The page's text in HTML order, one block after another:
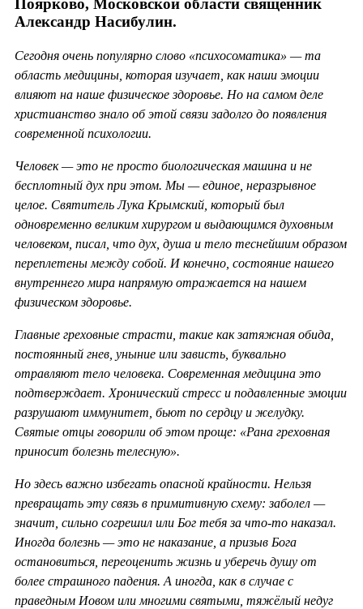
Поярково, Московской области священник
Александр Насибулин.
Сегодня очень популярно слово «психосоматика» — та
область медицины, которая изучает, как наши эмоции
влияют на наше физическое здоровье. Но на самом деле
христианство знало об этой связи задолго до появления
современной психологии.
Человек — это не просто биологическая машина и не
бесплотный дух при этом. Мы — единое, неразрывное
целое. Святитель Лука Крымский, который был
одновременно великим хирургом и выдающимся духовным
человеком, писал, что дух, душа и тело теснейшим образом
переплетены между собой. И конечно, состояние нашего
внутреннего мира напрямую отражается на нашем
физическом здоровье.
Главные греховные страсти, такие как затяжная обида,
постоянный гнев, уныние или зависть, буквально
отравляют тело человека. Современная медицина это
подтверждает. Хронический стресс и подавленные эмоции
разрушают иммунитет, бьют по сердцу и желудку.
Святые отцы говорили об этом проще: «Рана греховная
приносит болезнь телесную».
Но здесь важно избегать опасной крайности. Нельзя
превращать эту связь в примитивную схему: заболел —
значит, сильно согрешил или Бог тебя за что-то наказал.
Иногда болезнь — это не наказание, а призыв Бога
остановиться, переоценить жизнь и уберечь душу от
более страшного падения. А иногда, как в случае с
праведным Иовом или многими святыми, тяжёлый недуг